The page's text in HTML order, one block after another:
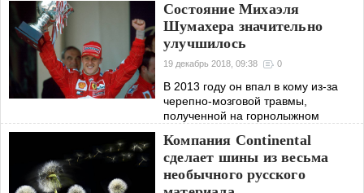
практически ничто. Машины как
воровали, так и воруют, несмотря на
вездесущие
Состояние Михаэля
Шумахера значительно
улучшилось
19 декабрь 2018, 09:38 0
В 2013 году он впал в кому из-за
черепно-мозговой травмы,
полученной на горнолыжном
ясно, что величайшему гонщику
предстоит серьезная борьба. Он
пробыл в искусственной
Компания Continental
сделает шины из весьма
необычного русского